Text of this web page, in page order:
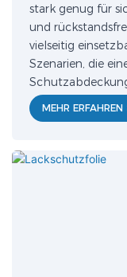
stark genug für
und
vielseitig
Szenarien, die
MEHR ERFAHREN